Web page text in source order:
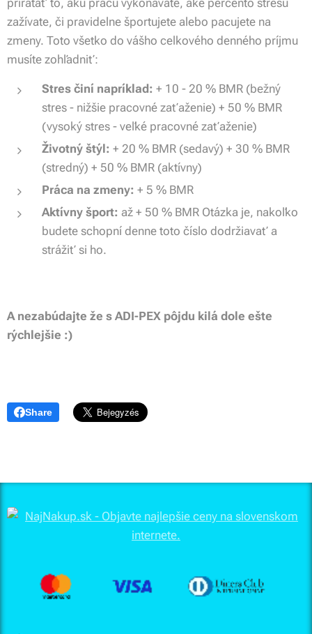
zažívate, či pravidelne športujete alebo pacujete na
zmeny. Toto všetko do vášho celkového denného príjmu
musíte zohľadniť:
Stres činí napríklad: + 10 - 20 % BMR (bežný
stres - nižšie pracovné zaťaženie) + 50 % BMR
(vysoký stres - veľké pracovné zaťaženie)
Životný štýl: + 20 % BMR (sedavý) + 30 % BMR
(stredný) + 50 % BMR (aktívny)
Práca na zmeny: + 5 % BMR
Aktívny šport: až + 50 % BMR Otázka je, nakoľko
budete schopní denne toto číslo dodržiavať a
strážiť si ho.
A nezabúdajte že s ADI-PEX pôjdu kilá dole ešte
rýchlejšie :)
Share